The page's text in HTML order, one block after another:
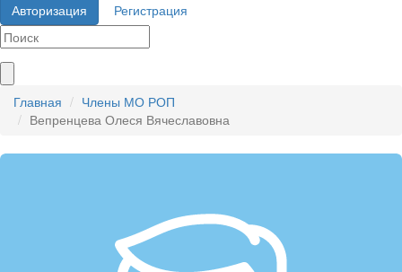
Авторизация
Регистрация
Главная
Члены МО РОП
Вепренцева Олеся Вячеславовна